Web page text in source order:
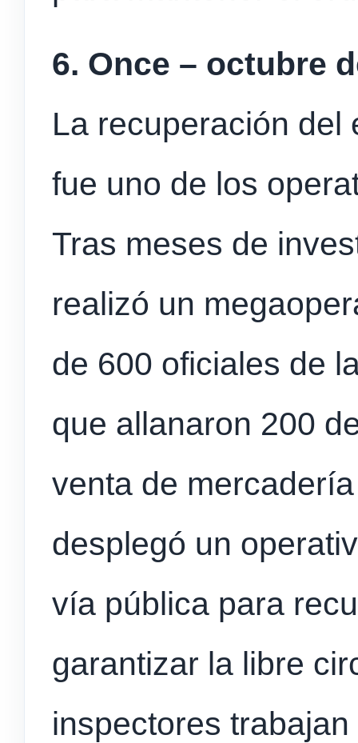
6. Once – octubre
La recuperación del
fue uno de los
Tras meses de
realizó un
de 600 oficiales de
que allanaron 200
venta de
desplegó un
vía pública para
garantizar la libre
inspectores